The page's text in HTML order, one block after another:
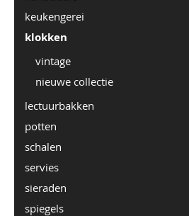
keukengerei
klokken
vintage
nieuwe collectie
lectuurbakken
potten
schalen
servies
sieraden
spiegels